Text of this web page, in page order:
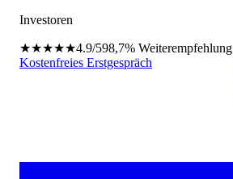
Investoren
★★★★★4.9/598,7% Weiterempfehlung
Kostenfreies Erstgespräch